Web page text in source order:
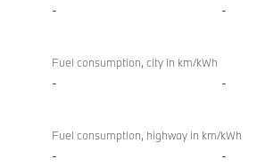
- -
Fuel consumption, city in km/kWh
- -
Fuel consumption, highway in km/kWh
- -